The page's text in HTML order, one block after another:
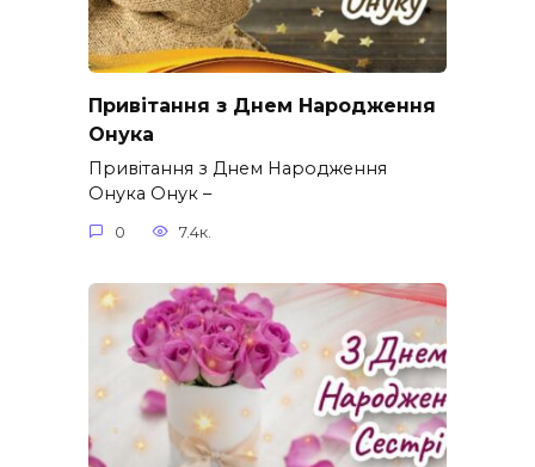
Привітання з Днем Народження
Онука
Привітання з Днем Народження
Онука Онук –
0 7.4к.